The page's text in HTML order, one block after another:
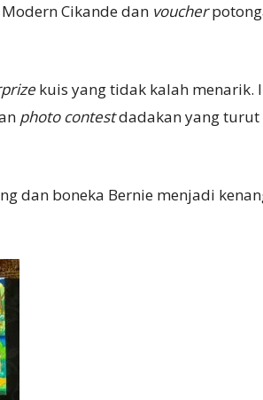
Cikande dan voucher
kuis yang tidak kalah menarik.
photo contestdadakan yang turut
dan boneka Bernie menjadi